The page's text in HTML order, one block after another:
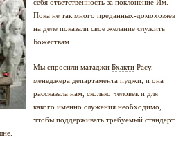
себя ответственность за поклонение Им.
Пока не так много преданных-домохозяев
на деле показали свое желание служить
Божествам.
Мы спросили матаджи Бхакти Расу,
менеджера департамента пуджи, и она
рассказала нам, сколько человек и для
какого именно служения необходимо,
чтобы поддерживать требуемый стандарт